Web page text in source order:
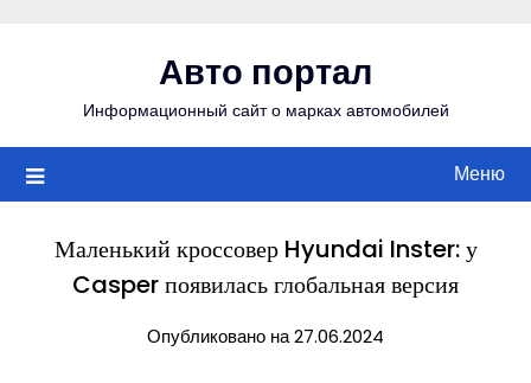
Авто портал
Информационный сайт о марках автомобилей
Меню
Маленький кроссовер Hyundai Inster: у
Casper появилась глобальная версия
Опубликовано на 27.06.2024